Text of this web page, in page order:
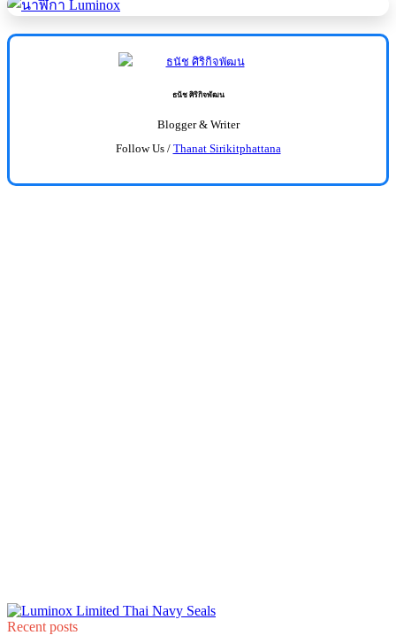
ธนัช ศิริกิจพัฒน
Blogger & Writer
Follow Us / Thanat Sirikitphattana
Recent posts